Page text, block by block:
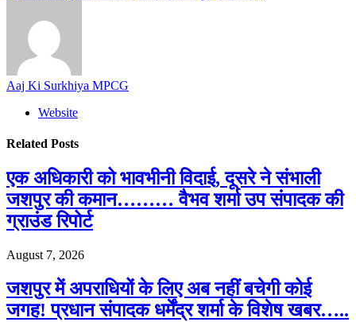
Aaj Ki Surkhiya MPCG
Website
Related Posts
एक अधिकारी को भावभीनी विदाई, दूसरे ने संभाली
जशपुर की कमान……… वैभव शर्मा उप संपादक की
ग्राउंड रिपोर्ट
August 7, 2026
जशपुर में अपराधियों के लिए अब नहीं बचेगी कोई
जगह! प्रधान संपादक धर्मेंद्र शर्मा के विशेष खबर…..